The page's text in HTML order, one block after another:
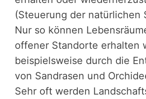
(Steuerung der natür­li­chen
Nur so können
offener Standorte erhalten
beispiels­weise durch die
von Sandrasen und
Sehr oft werden